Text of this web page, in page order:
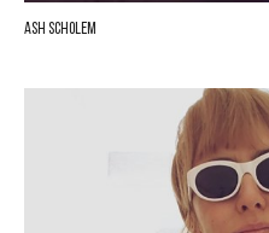
Ash Scholem